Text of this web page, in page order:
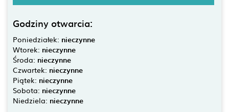
Godziny otwarcia:
Poniedziałek: nieczynne
Wtorek: nieczynne
Środa: nieczynne
Czwartek: nieczynne
Piątek: nieczynne
Sobota: nieczynne
Niedziela: nieczynne